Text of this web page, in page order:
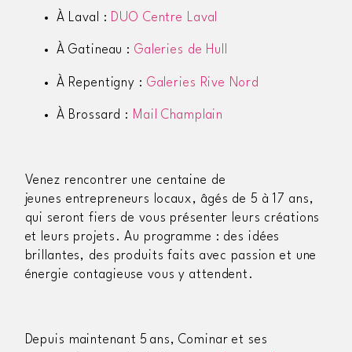
À Lava l : DUO Centre Laval
ÀGatineau : Galeries de Hull
À Repentigny : Galeries Rive Nord
À Brossard : Mail Champlain
Venez rencontrer une centaine de
jeunes entrepreneurs locaux, âgés de 5 à 17 ans,
qui seront fiers de vous présenter leurs créations
et leurs projets . Au programme : des idées
brillantes, des produits faits avec passion et une
énergie contagieuse vous y attendent .
Depuis maintenant 5 ans,Cominar et ses